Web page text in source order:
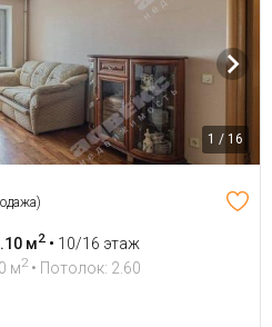
1 / 16
м2 • 10/16 этаж
м2 • Потолок: 2.60